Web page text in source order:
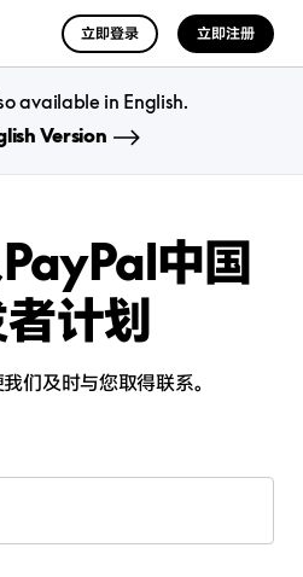
立即登录 立即注册
available in English.
Version
中国
计划
们及时与您取得联系。